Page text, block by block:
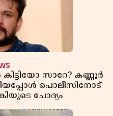
സാറേ? കണ്ണൂർ
പൊലീസിനോട്
ചോദ്യം